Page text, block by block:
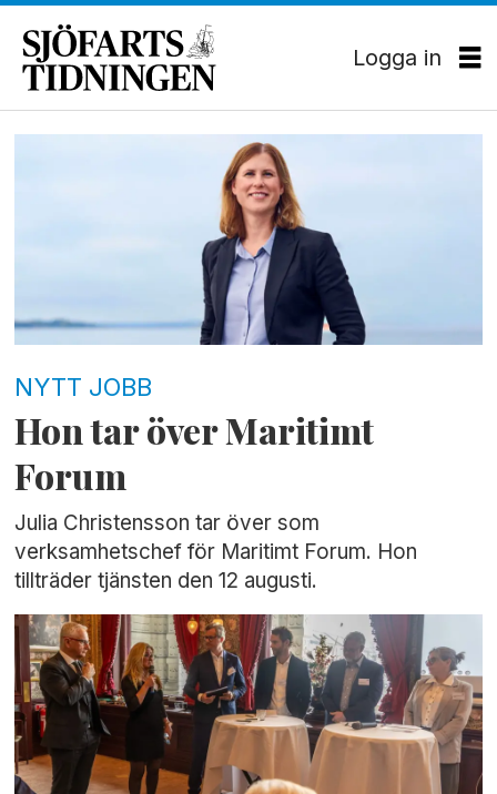
Logga in
NYTT JOBB
Hon tar över Maritimt
Forum
Julia Christensson tar över som
verksamhetschef för Maritimt Forum. Hon
tillträder tjänsten den 12 augusti.